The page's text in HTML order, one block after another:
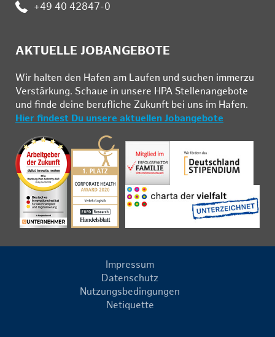
Telefon:
+49 40 42847-0
AKTUELLE JOBANGEBOTE
Wir hal­ten den Ha­fen am Lau­fen und su­chen im­mer­zu
Ver­stär­kung. Schau­e in un­se­re HPA Stel­len­an­ge­bo­te
und fin­de deine be­ruf­li­che Zu­kunft bei uns im Ha­fen.
Hier findest Du unsere aktuellen Jobangebote
Impressum
Datenschutz
Nutzungsbedingungen
Netiquette